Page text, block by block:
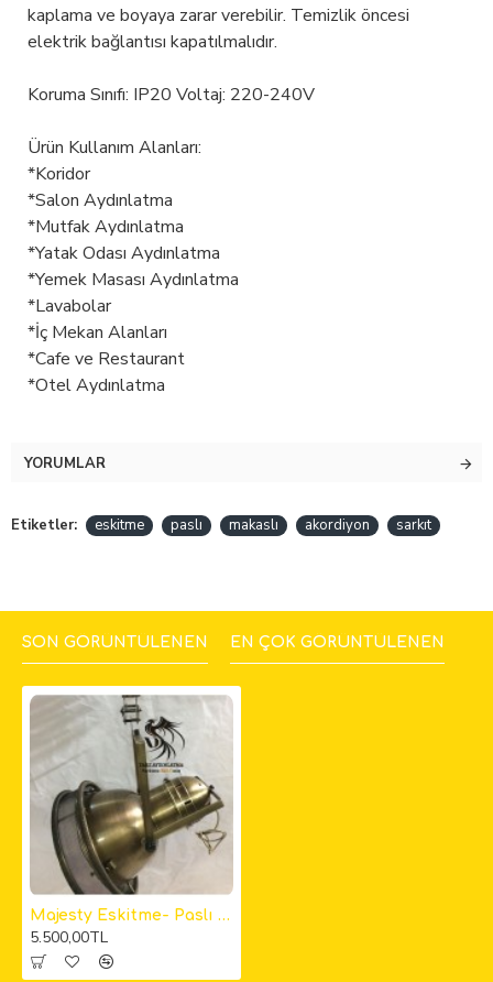
kaplama ve boyaya zarar verebilir. Temizlik öncesi
elektrik bağlantısı kapatılmalıdır.
Koruma Sınıfı: IP20 Voltaj: 220-240V
Ürün Kullanım Alanları:
*Koridor
*Salon Aydınlatma
*Mutfak Aydınlatma
*Yatak Odası Aydınlatma
*Yemek Masası Aydınlatma
*Lavabolar
*İç Mekan Alanları
*Cafe ve Restaurant
*Otel Aydınlatma
YORUMLAR
Etiketler: eskitme paslı makaslı akordiyon sarkıt
SON GÖRÜNTÜLENEN EN ÇOK GÖRÜNTÜLENEN
Majesty Eskitme- Paslı Makaslı Sarkıt
5.500,00TL